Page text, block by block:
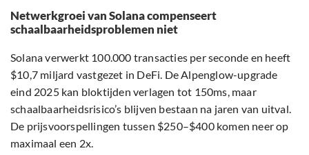
Netwerkgroei van Solana compenseert
schaalbaarheidsproblemen niet
Solana verwerkt 100.000 transacties per seconde en heeft
$10,7 miljard vastgezet in DeFi. De Alpenglow-upgrade
eind 2025 kan bloktijden verlagen tot 150ms, maar
schaalbaarheidsrisico’s blijven bestaan na jaren van uitval.
De prijsvoorspellingen tussen $250–$400 komen neer op
maximaal een 2x.